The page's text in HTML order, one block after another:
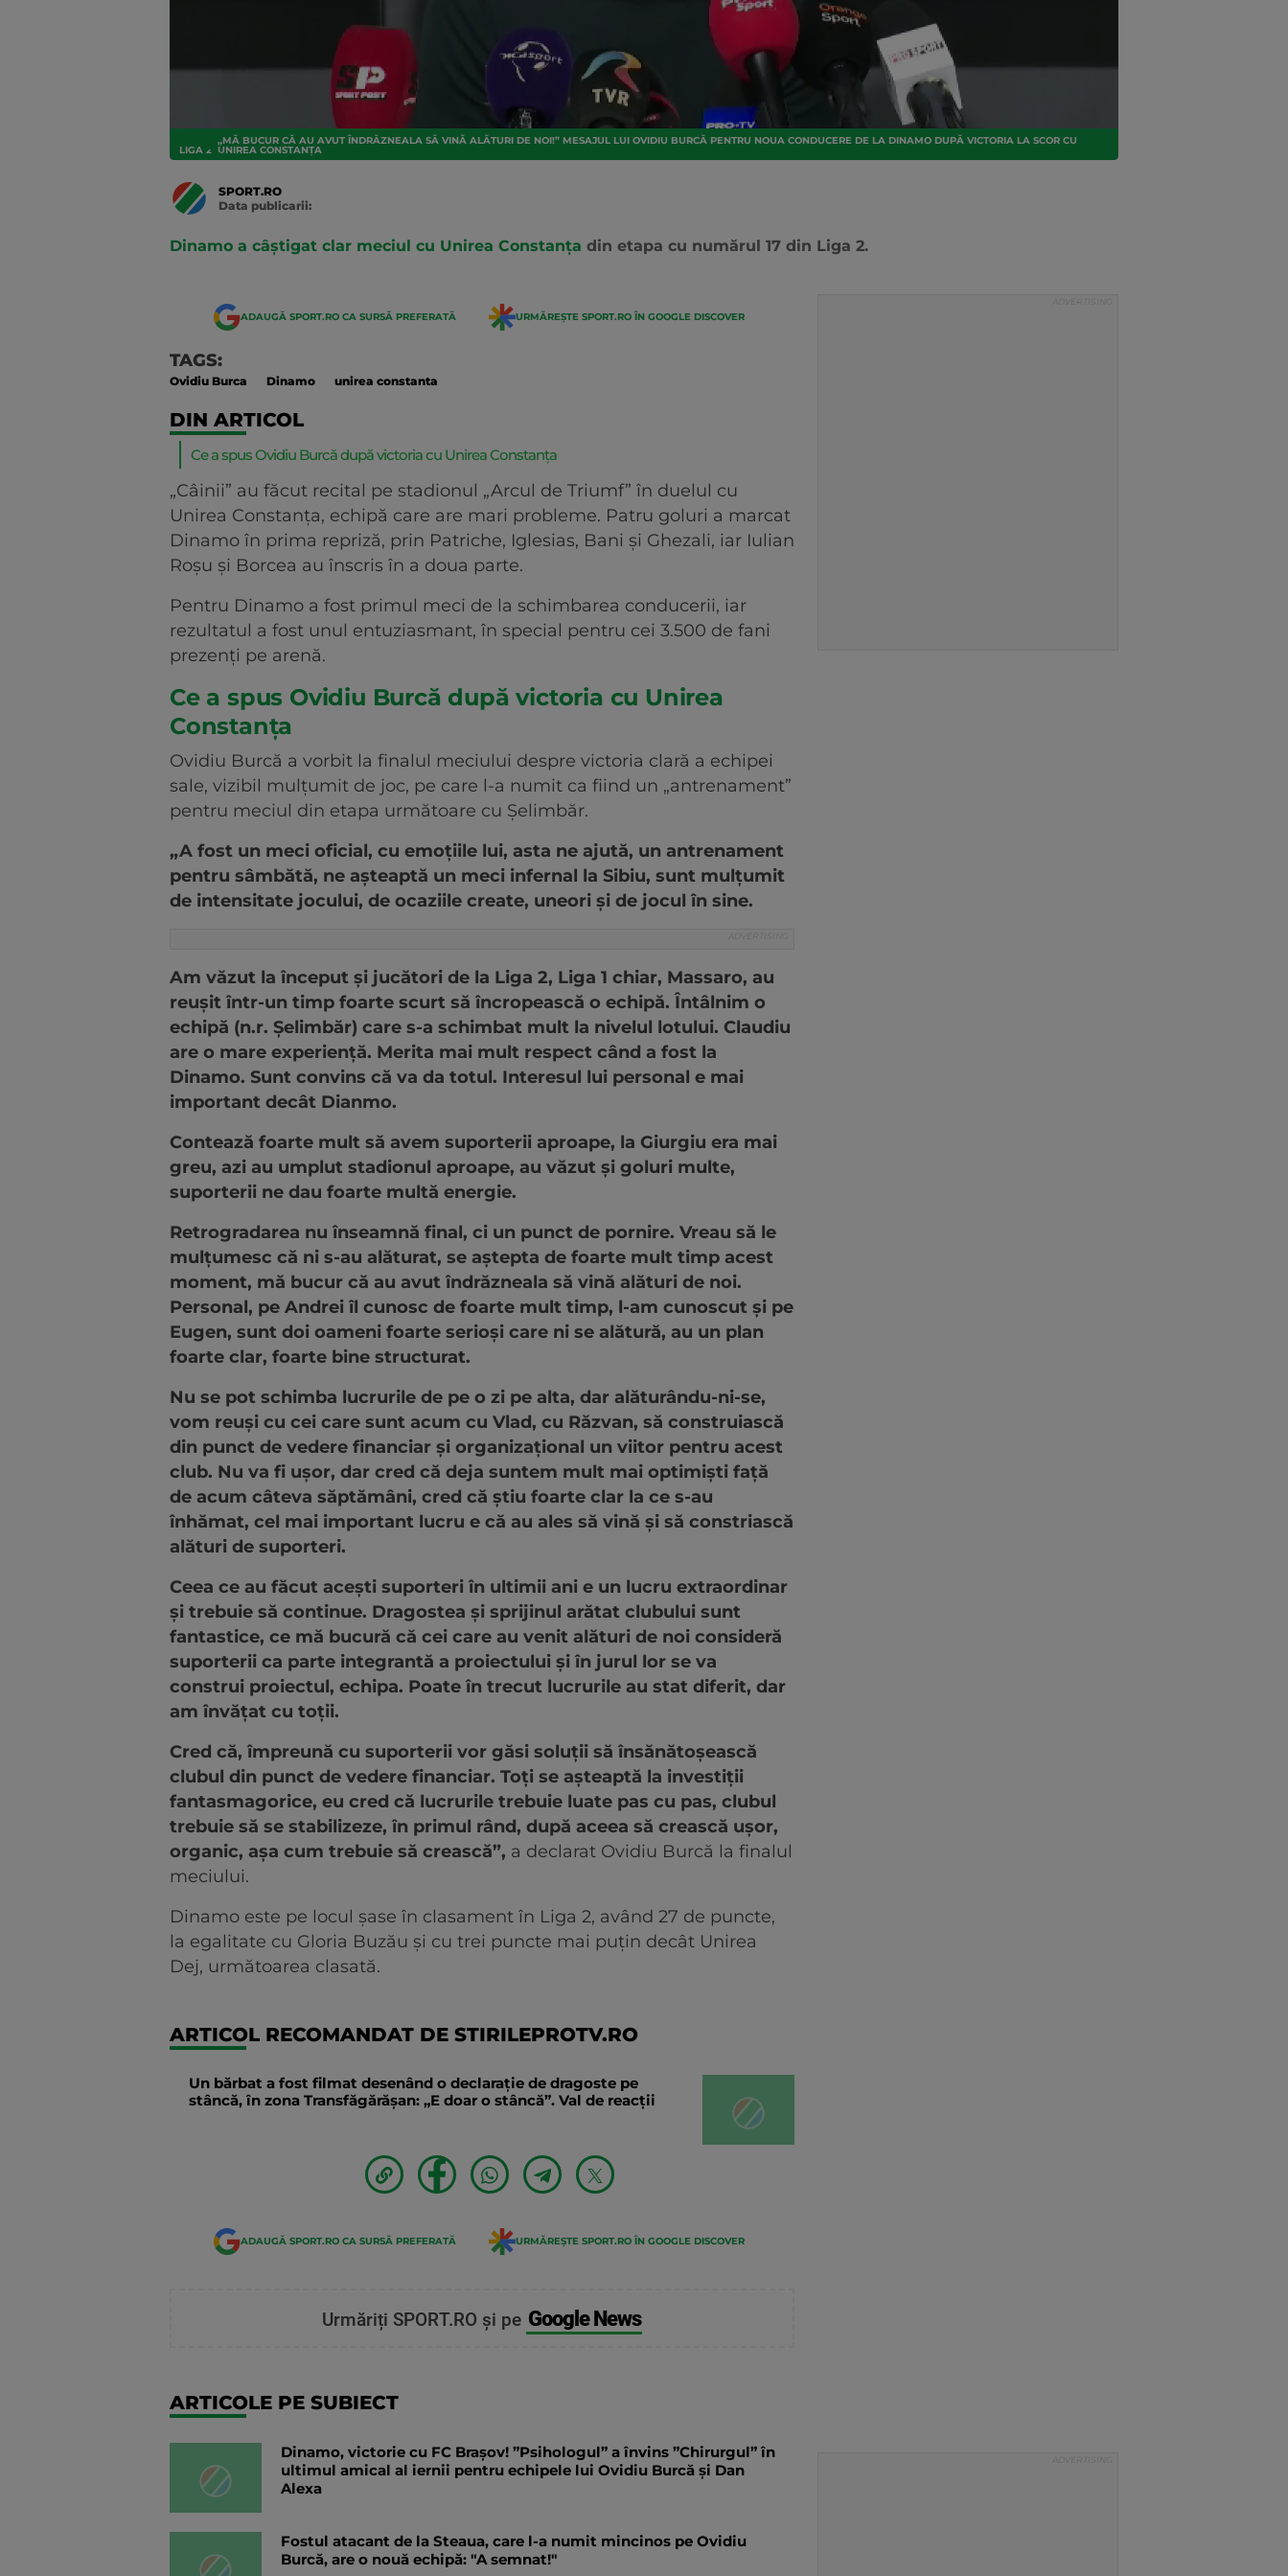
LIGA 2
„MĂ BUCUR CĂ AU AVUT ÎNDRĂZNEALA SĂ VINĂ ALĂTURI DE NOI!” MESAJUL LUI OVIDIU BURCĂ PENTRU NOUA CONDUCERE DE LA DINAMO DUPĂ VICTORIA LA SCOR CU
UNIREA CONSTANȚA
SPORT.RO
Data publicarii:
Dinamo a câștigat clar meciul cu Unirea Constanța din etapa cu numărul 17 din Liga 2.
ADAUGĂ SPORT.RO CA SURSĂ PREFERATĂ URMĂREȘTE SPORT.RO ÎN GOOGLE DISCOVER
TAGS:
Ovidiu Burca Dinamo unirea constanta
DIN ARTICOL
Ce a spus Ovidiu Burcă după victoria cu Unirea Constanța
„Câinii” au făcut recital pe stadionul „Arcul de Triumf” în duelul cu
Unirea Constanța, echipă care are mari probleme. Patru goluri a marcat
Dinamo în prima repriză, prin Patriche, Iglesias, Bani și Ghezali, iar Iulian
Roșu și Borcea au înscris în a doua parte.
Pentru Dinamo a fost primul meci de la schimbarea conducerii, iar
rezultatul a fost unul entuziasmant, în special pentru cei 3.500 de fani
prezenți pe arenă.
Ce a spus Ovidiu Burcă după victoria cu Unirea
Constanța
Ovidiu Burcă a vorbit la finalul meciului despre victoria clară a echipei
sale, vizibil mulțumit de joc, pe care l-a numit ca fiind un „antrenament”
pentru meciul din etapa următoare cu Șelimbăr.
„A fost un meci oficial, cu emoțiile lui, asta ne ajută, un antrenament
pentru sâmbătă, ne așteaptă un meci infernal la Sibiu, sunt mulțumit
de intensitate jocului, de ocaziile create, uneori și de jocul în sine.
Am văzut la început și jucători de la Liga 2, Liga 1 chiar, Massaro, au
reușit într-un timp foarte scurt să încropească o echipă. Întâlnim o
echipă (n.r. Șelimbăr) care s-a schimbat mult la nivelul lotului. Claudiu
are o mare experiență. Merita mai mult respect când a fost la
Dinamo. Sunt convins că va da totul. Interesul lui personal e mai
important decât Dianmo.
Contează foarte mult să avem suporterii aproape, la Giurgiu era mai
greu, azi au umplut stadionul aproape, au văzut și goluri multe,
suporterii ne dau foarte multă energie.
Retrogradarea nu înseamnă final, ci un punct de pornire. Vreau să le
mulțumesc că ni s-au alăturat, se aștepta de foarte mult timp acest
moment, mă bucur că au avut îndrăzneala să vină alături de noi.
Personal, pe Andrei îl cunosc de foarte mult timp, l-am cunoscut și pe
Eugen, sunt doi oameni foarte serioși care ni se alătură, au un plan
foarte clar, foarte bine structurat.
Nu se pot schimba lucrurile de pe o zi pe alta, dar alăturându-ni-se,
vom reuși cu cei care sunt acum cu Vlad, cu Răzvan, să construiască
din punct de vedere financiar și organizațional un viitor pentru acest
club. Nu va fi ușor, dar cred că deja suntem mult mai optimiști față
de acum câteva săptămâni, cred că știu foarte clar la ce s-au
înhămat, cel mai important lucru e că au ales să vină și să constriască
alături de suporteri.
Ceea ce au făcut acești suporteri în ultimii ani e un lucru extraordinar
și trebuie să continue. Dragostea și sprijinul arătat clubului sunt
fantastice, ce mă bucură că cei care au venit alături de noi consideră
suporterii ca parte integrantă a proiectului și în jurul lor se va
construi proiectul, echipa. Poate în trecut lucrurile au stat diferit, dar
am învățat cu toții.
Cred că, împreună cu suporterii vor găsi soluții să însănătoșească
clubul din punct de vedere financiar. Toți se așteaptă la investiții
fantasmagorice, eu cred că lucrurile trebuie luate pas cu pas, clubul
trebuie să se stabilizeze, în primul rând, după aceea să crească ușor,
organic, așa cum trebuie să crească”, a declarat Ovidiu Burcă la finalul
meciului.
Dinamo este pe locul șase în clasament în Liga 2, având 27 de puncte,
la egalitate cu Gloria Buzău și cu trei puncte mai puțin decât Unirea
Dej, următoarea clasată.
ARTICOL RECOMANDAT DE STIRILEPROTV.RO
Un bărbat a fost filmat desenând o declaraţie de dragoste pe
stâncă, în zona Transfăgărăşan: „E doar o stâncă”. Val de reacții
ADAUGĂ SPORT.RO CA SURSĂ PREFERATĂ URMĂREȘTE SPORT.RO ÎN GOOGLE DISCOVER
Urmăriți SPORT.RO și pe Google News
ARTICOLE PE SUBIECT
Dinamo, victorie cu FC Brașov! ”Psihologul” a învins ”Chirurgul” în
ultimul amical al iernii pentru echipele lui Ovidiu Burcă și Dan
Alexa
Fostul atacant de la Steaua, care l-a numit mincinos pe Ovidiu
Burcă, are o nouă echipă: "A semnat!"